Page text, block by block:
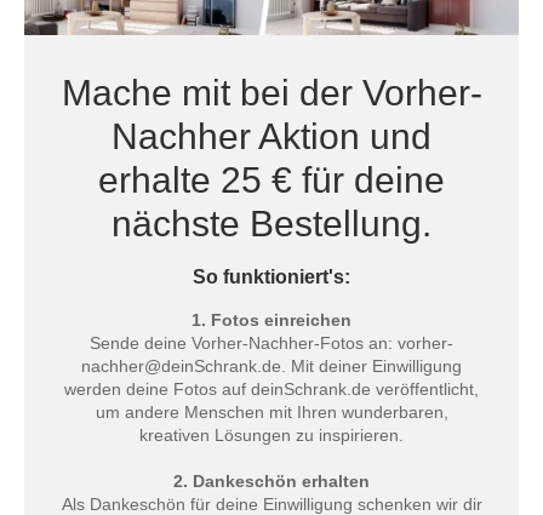
Mache mit bei der Vorher-
Nachher Aktion und
erhalte 25 € für deine
nächste Bestellung.
So funktioniert's:
1. Fotos einreichen
Sende deine Vorher-Nachher-Fotos an: vorher-
nachher@deinSchrank.de. Mit deiner Einwilligung
werden deine Fotos auf deinSchrank.de veröffentlicht,
um andere Menschen mit Ihren wunderbaren,
kreativen Lösungen zu inspirieren.
2. Dankeschön erhalten
Als Dankeschön für deine Einwilligung schenken wir dir